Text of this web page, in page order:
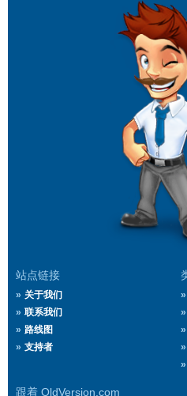
站点链接
关于我们
联系我们
路线图
支持者
跟着 OldVersion.com